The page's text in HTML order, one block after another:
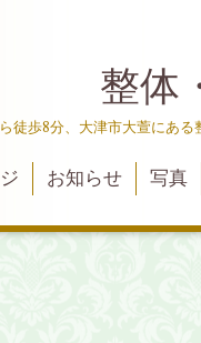
整体
徒歩8分、大津市大萱にあ
お知らせ 写真